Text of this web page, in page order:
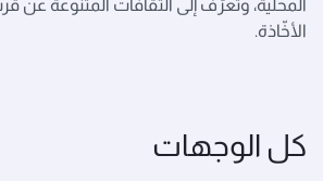
المحلية، وتعرَّف إلى الثقافات المتنوعة عن
الأخّاذة.
كل الوجهات